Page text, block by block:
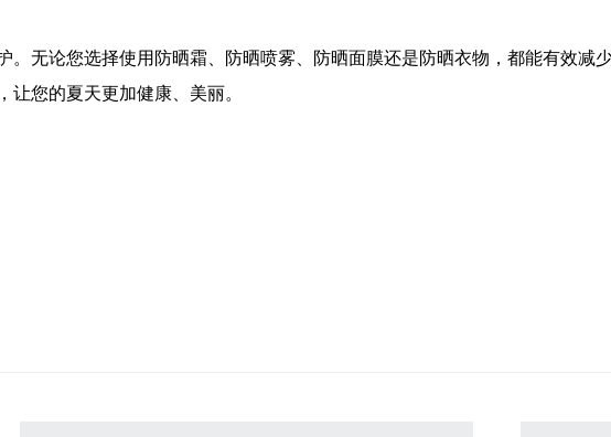
无论您选择使用防晒霜、防晒喷雾、防晒面膜还是防晒衣物，都能有效减
您的夏天更加健康、美丽。